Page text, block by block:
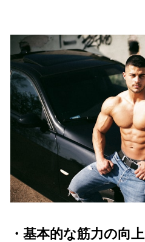
・基本的な筋力の向上